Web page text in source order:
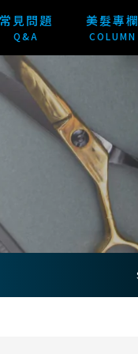
常見問題
Q&A
美髮專欄
COLUMN